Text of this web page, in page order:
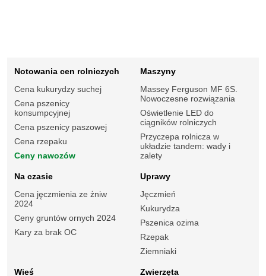
Notowania cen rolniczych
Cena kukurydzy suchej
Cena pszenicy
konsumpcyjnej
Cena pszenicy paszowej
Cena rzepaku
Ceny nawozów
Maszyny
Massey Ferguson MF 6S.
Nowoczesne rozwiązania
Oświetlenie LED do
ciągników rolniczych
Przyczepa rolnicza w
układzie tandem: wady i
zalety
Na czasie
Cena jęczmienia ze żniw
2024
Ceny gruntów ornych 2024
Kary za brak OC
Uprawy
Jęczmień
Kukurydza
Pszenica ozima
Rzepak
Ziemniaki
Wieś Zwierzęta